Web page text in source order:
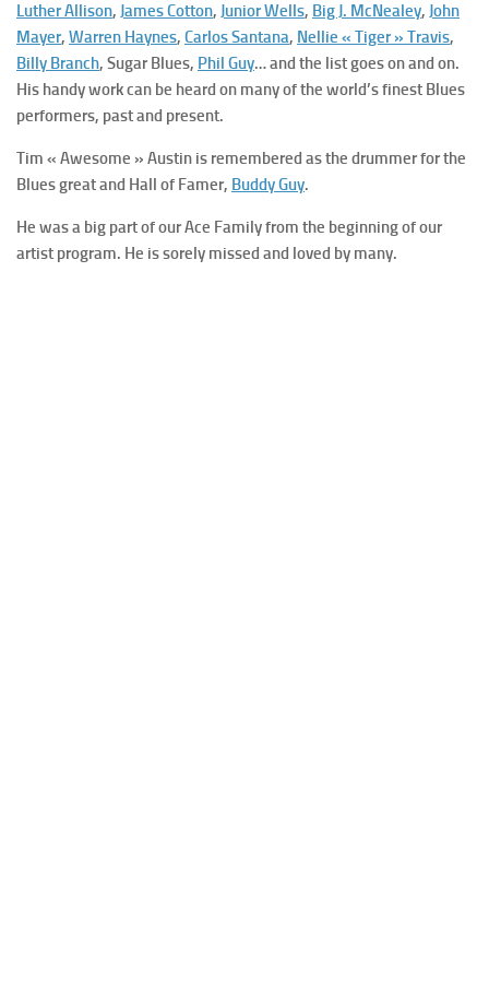
Luther Allison, James Cotton, Junior Wells, Big J. McNealey, John
Mayer, Warren Haynes, Carlos Santana, Nellie « Tiger » Travis,
Billy Branch, Sugar Blues, Phil Guy… and the list goes on and on.
His handy work can be heard on many of the world’s finest Blues
performers, past and present.
Tim « Awesome » Austin is remembered as the drummer for the
Blues great and Hall of Famer, Buddy Guy.
He was a big part of our Ace Family from the beginning of our
artist program. He is sorely missed and loved by many.